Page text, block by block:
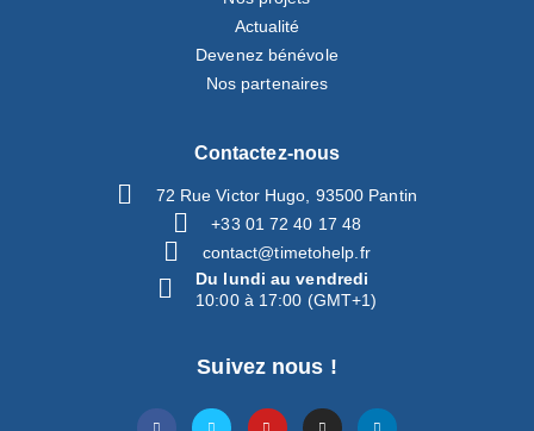
Actualité
Devenez bénévole
Nos partenaires
Contactez-nous
72 Rue Victor Hugo, 93500 Pantin
+33 01 72 40 17 48
contact@timetohelp.fr
Du lundi au vendredi
10:00 à 17:00 (GMT+1)
Suivez nous !